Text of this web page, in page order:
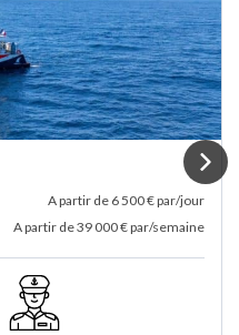
A partir de 6 500 € par/jour
A partir de 39 000 € par/semaine